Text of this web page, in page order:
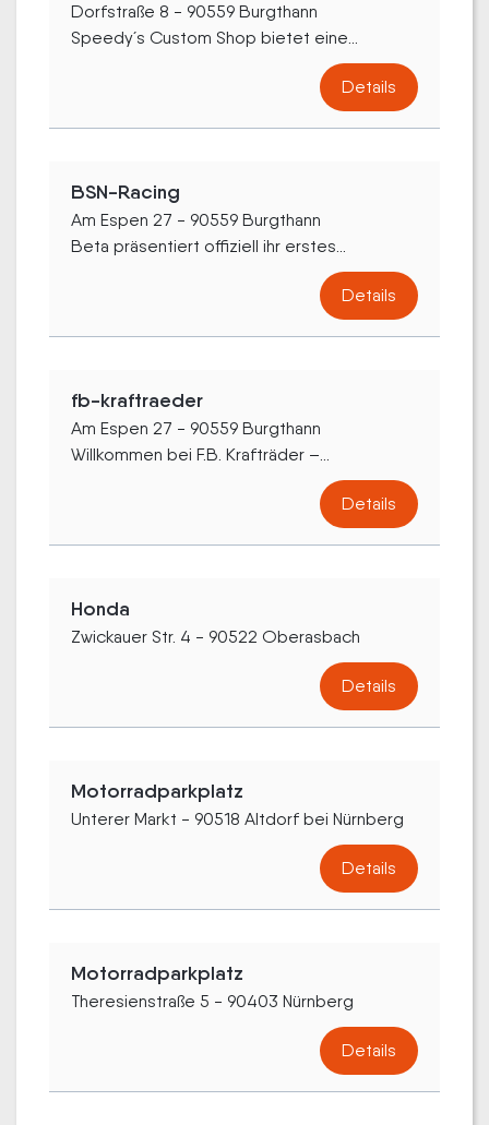
Dorfstraße 8 - 90559 Burgthann
Speedy´s Custom Shop bietet eine...
Details
BSN-Racing
Am Espen 27 - 90559 Burgthann
Beta präsentiert offiziell ihr erstes...
Details
fb-kraftraeder
Am Espen 27 - 90559 Burgthann
Willkommen bei F.B. Krafträder –...
Details
Honda
Zwickauer Str. 4 - 90522 Oberasbach
Details
Motorradparkplatz
Unterer Markt - 90518 Altdorf bei Nürnberg
Details
Motorradparkplatz
Theresienstraße 5 - 90403 Nürnberg
Details